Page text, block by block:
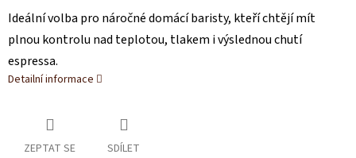
Ideální volba pro náročné domácí baristy, kteří chtějí mít
plnou kontrolu nad teplotou, tlakem i výslednou chutí
espressa.
Detailní informace
ZEPTAT SE SDÍLET